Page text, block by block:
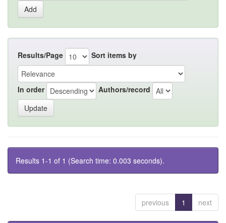
Results/Page Sort items by
In order Authors/record
Results 1-1 of 1 (Search time: 0.003 seconds).
previous 1 next